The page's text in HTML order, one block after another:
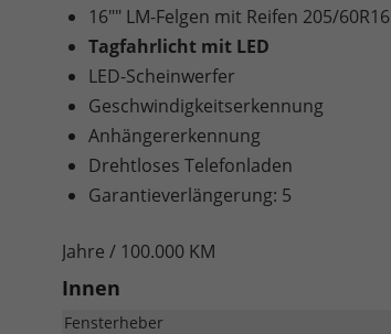
16"" LM-Felgen mit Reifen 205/60R16
Tagfahrlicht mit LED
LED-Scheinwerfer
Geschwindigkeitserkennung
Anhängererkennung
Drehtloses Telefonladen
Garantieverlängerung: 5
Jahre / 100.000 KM
Innen
Fensterheber